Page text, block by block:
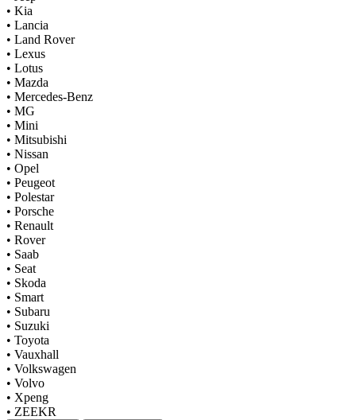
• Kia
• Lancia
• Land Rover
• Lexus
• Lotus
• Mazda
• Mercedes-Benz
• MG
• Mini
• Mitsubishi
• Nissan
• Opel
• Peugeot
• Polestar
• Porsche
• Renault
• Rover
• Saab
• Seat
• Skoda
• Smart
• Subaru
• Suzuki
• Toyota
• Vauxhall
• Volkswagen
• Volvo
• Xpeng
• ZEEKR